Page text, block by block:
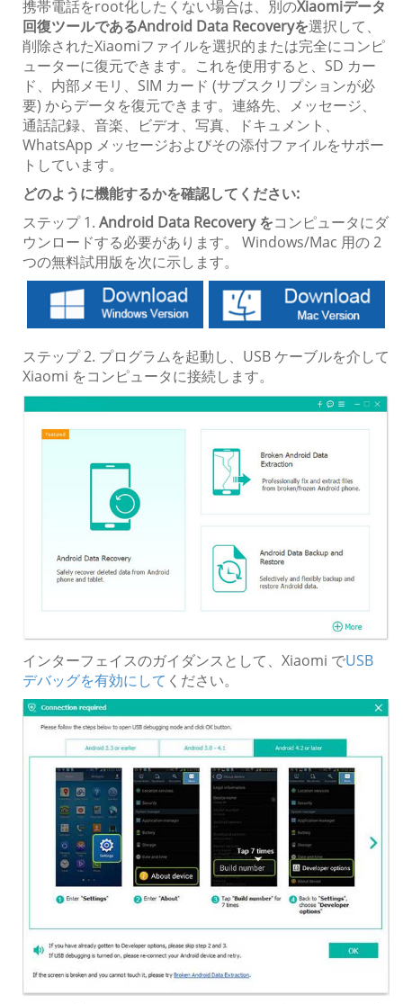
携帯電話をroot化したくない場合は、別のXiaomiデータ
回復ツールであるAndroid Data Recoveryを選択して、
削除されたXiaomiファイルを選択的または完全にコンピ
ューターに復元できます。これを使用すると、SD カー
ド、内部メモリ、SIM カード (サブスクリプションが必
要) からデータを復元できます。連絡先、メッセージ、
通話記録、音楽、ビデオ、写真、ドキュメント、
WhatsApp メッセージおよびその添付ファイルをサポー
トしています。
どのように機能するかを確認してください:
ステップ 1. Android Data Recovery をコンピュータにダ
ウンロードする必要があります。 Windows/Mac 用の 2
つの無料試用版を次に示します。
ステップ 2. プログラムを起動し、USB ケーブルを介して
Xiaomi をコンピュータに接続します。
インターフェイスのガイダンスとして、Xiaomi でUSB
デバッグを有効にして ください。